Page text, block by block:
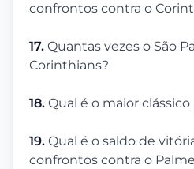
confrontos contra o
17. Quantas vezes o São
Corinthians?
18. Qual é o maior clássico
19. Qual é o saldo de
confrontos contra o